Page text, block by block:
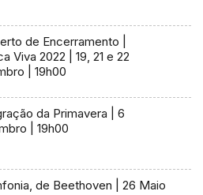
de Encerramento |
Viva 2022 | 19, 21 e 22
| 19h00
da Primavera | 6
| 19h00
de Beethoven | 26 Maio